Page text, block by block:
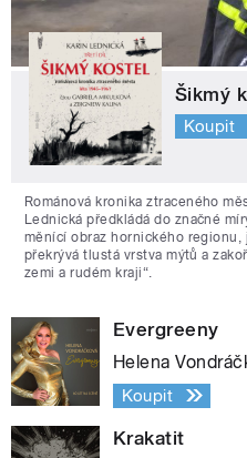
Šikmý
Koupit
Románová kronika ztraceného
Lednická předkládá do značné
měnící obraz hornického
překrývá tlustá vrstva mýtů a
zemi a rudém kraji“.
Evergreeny
Helena
Koupit
Krakatit